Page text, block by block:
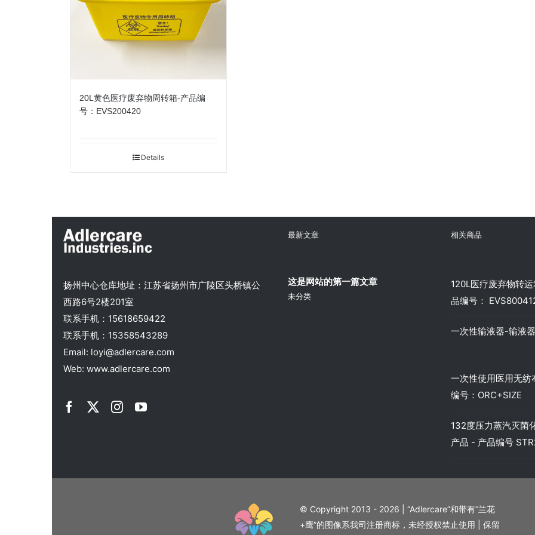
20L黄色医疗废弃物周转箱-产品编
号：EVS200420
Details
扬州中心仓库地址：江苏省扬州市广陵区头桥镇公
西路6号2楼201室
联系手机：15618659422
联系手机：15358543289
Email: loyi@adlercare.com
Web: www.adlercare.com
最新文章
这是网站的第一篇文章
未分类
相关商品
120L医疗废弃物转
品编号：
一次性输液器-输液
一次性使用医用无
编号：ORC+SIZE
132度压力蒸汽灭菌
产品 - 产品编号
© Copyright 2013 - 2026 | “Adlercare”和带有“兰花
+鹰”的图像系我司注册商标，未经授权禁止使用 | 保留